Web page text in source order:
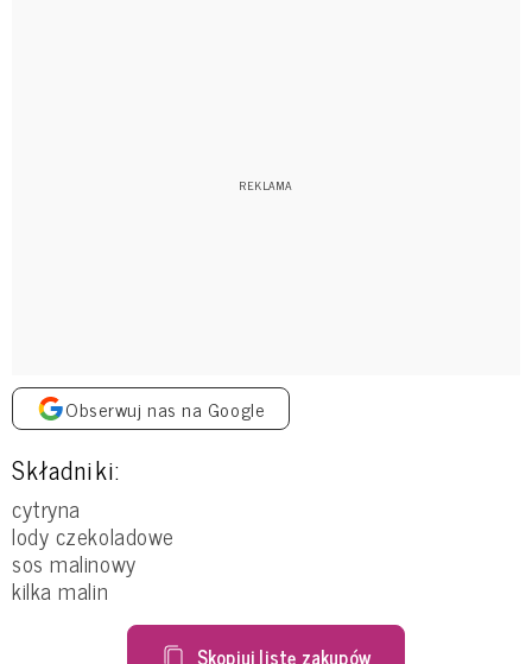
Obserwuj nas na Google
Składniki:
cytryna
lody czekoladowe
sos malinowy
kilka malin
Skopiuj listę zakupów